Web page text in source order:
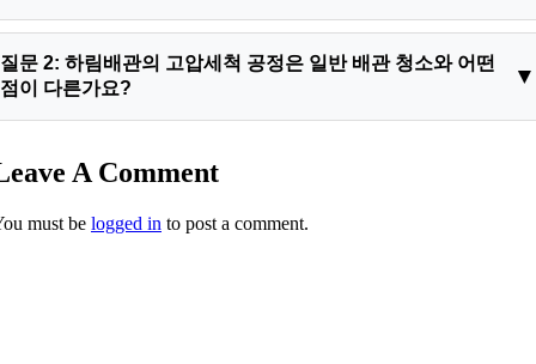
답변 1: 일시적인 가벼운 응고 상태라면 온수가 도움이 될 수 있
으나 배관 하류의 수평 주행 구간에 대량의 젤라틴과 유지방이
숙한 곳으로 이동해 더 큰 막힘과 배관역류를 유발하므로 반드시
질문 2: 하림배관의 고압세척 공정은 일반 배관 청소와 어떤
점이 다른가요?
▼
럼 복원하는 스케일링 공법을 지향합니다. 고해상도 배관내시경
카메라를 투입해 손상 유무를 확인한 뒤 200바 엔진식 고압 세척
A Comment
must be logged in to post a comment.